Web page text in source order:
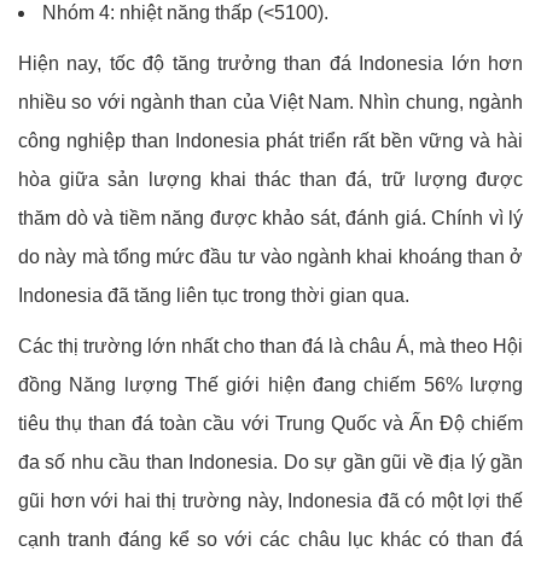
Nhóm 4: nhiệt năng thấp (<5100).
Hiện nay, tốc độ tăng trưởng than đá Indonesia lớn hơn
nhiều so với ngành than của Việt Nam. Nhìn chung, ngành
công nghiệp than Indonesia phát triển rất bền vững và hài
hòa giữa sản lượng khai thác than đá, trữ lượng được
thăm dò và tiềm năng được khảo sát, đánh giá. Chính vì lý
do này mà tổng mức đầu tư vào ngành khai khoáng than ở
Indonesia đã tăng liên tục trong thời gian qua.
Các thị trường lớn nhất cho than đá là châu Á, mà theo Hội
đồng Năng lượng Thế giới hiện đang chiếm 56% lượng
tiêu thụ than đá toàn cầu với Trung Quốc và Ấn Độ chiếm
đa số nhu cầu than Indonesia. Do sự gần gũi về địa lý gần
gũi hơn với hai thị trường này, Indonesia đã có một lợi thế
cạnh tranh đáng kể so với các châu lục khác có than đá